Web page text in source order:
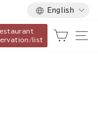
Language
English
list
Cart